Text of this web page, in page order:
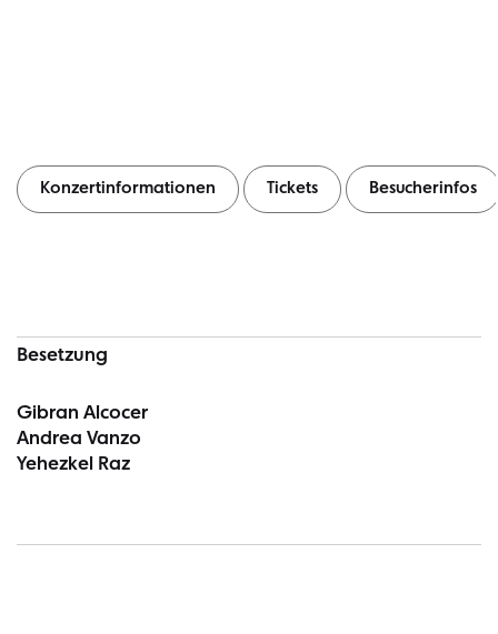
Konzertinformationen Tickets Besucherinfos
Besetzung
Gibran Alcocer
Andrea Vanzo
Yehezkel Raz